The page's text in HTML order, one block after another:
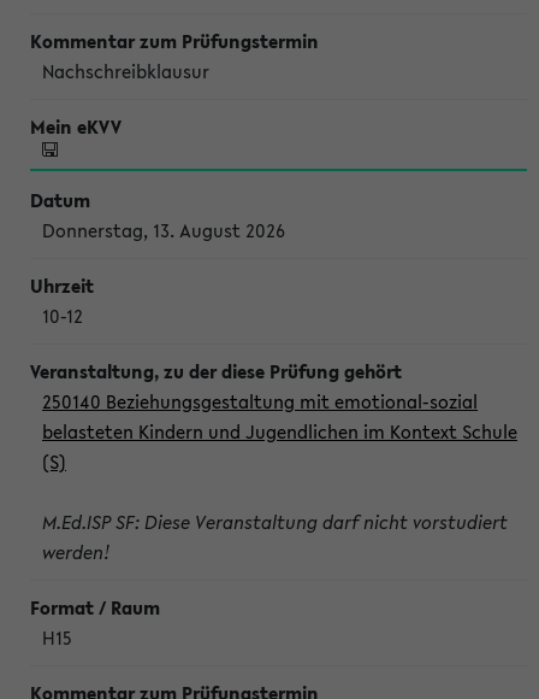
Nachschreibklausur
Donnerstag, 13. August 2026
10-12
250140 Beziehungsgestaltung mit emotional-sozial
belasteten Kindern und Jugendlichen im Kontext Schule
(S)
M.Ed.ISP SF: Diese Veranstaltung darf nicht vorstudiert
werden!
H15